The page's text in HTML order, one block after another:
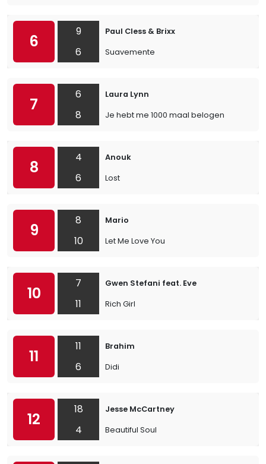
6
9
6
Paul Cless & Brixx
Suavemente
7
6
8
Laura Lynn
Je hebt me 1000 maal belogen
8
4
6
Anouk
Lost
9
8
10
Mario
Let Me Love You
10
7
11
Gwen Stefani feat. Eve
Rich Girl
11
11
6
Brahim
Didi
12
18
4
Jesse McCartney
Beautiful Soul